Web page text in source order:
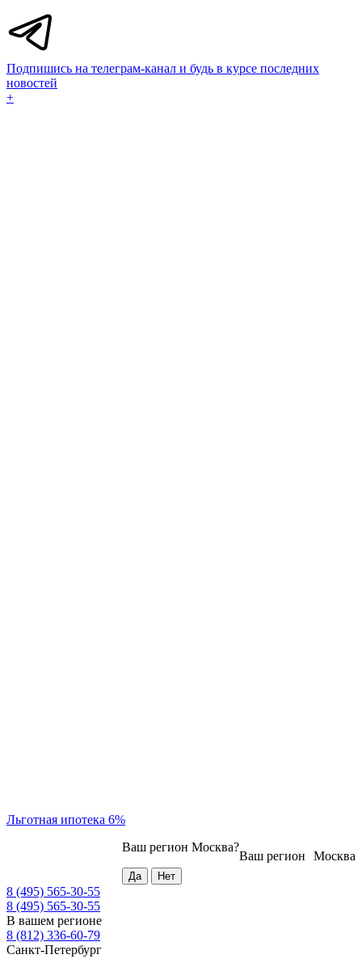
Подпишись на телеграм-канал и будь в курсе последних
новостей
+
Льготная ипотека 6%
Москва
Ваш регион
Ваш регион Москва?
8 (495) 565-30-55
8 (495) 565-30-55
В вашем регионе
8 (812) 336-60-79
Санкт-Петербург